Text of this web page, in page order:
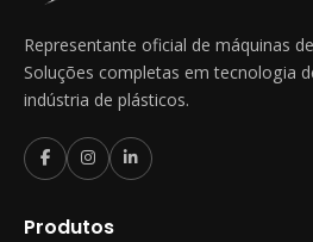
Representante oficial de máquinas
Soluções completas em tecnologia
indústria de plásticos.
Produtos